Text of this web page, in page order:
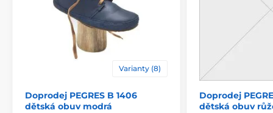
Varianty (8)
Doprodej PEGRES B 1406
dětská obuv modrá
Doprodej
dětská obuv